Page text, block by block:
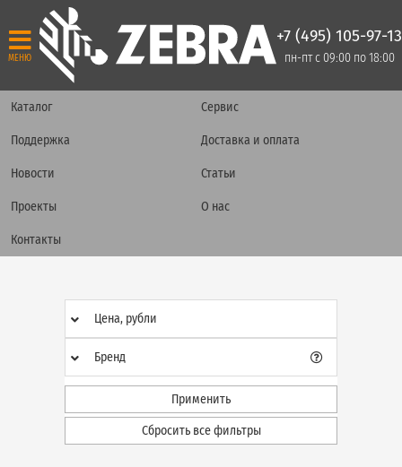
МЕНЮ
+7 (495) 105-97-13
пн-пт с 09:00 по 18:00
Каталог Сервис
Поддержка Доставка и оплата
Новости Статьи
Проекты О нас
Контакты
Цена, рубли
Бренд
Применить
Сбросить все фильтры